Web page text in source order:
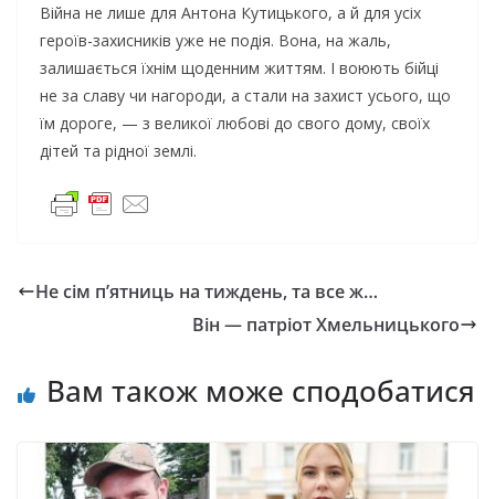
Війна не лише для Антона Кутицького, а й для усіх
героїв-захисників уже не подія. Вона, на жаль,
залишається їхнім щоденним життям. І воюють бійці
не за славу чи нагороди, а стали на захист усього, що
їм дороге, — з великої любові до свого дому, своїх
дітей та рідної землі.
Не сім п’ятниць на тиждень, та все ж…
Він — патріот Хмельницького
Вам також може сподобатися